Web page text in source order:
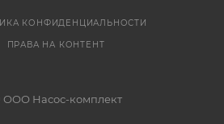
КОНФИДЕНЦИАЛЬНОСТИ
ПРАВА НА КОНТЕНТ
ООО Насос-комплект